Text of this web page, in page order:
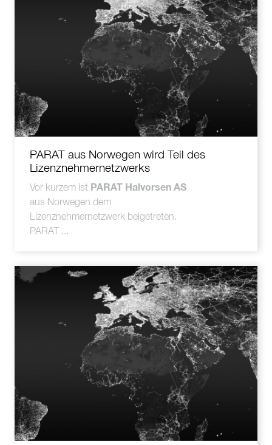
PARAT aus Norwegen wird Teil des
Lizenznehmernetzwerks
Vor kurzem ist PARAT Halvorsen AS
aus Norwegen dem
Lizenznehmernetzwerk beigetreten.
PARAT ...